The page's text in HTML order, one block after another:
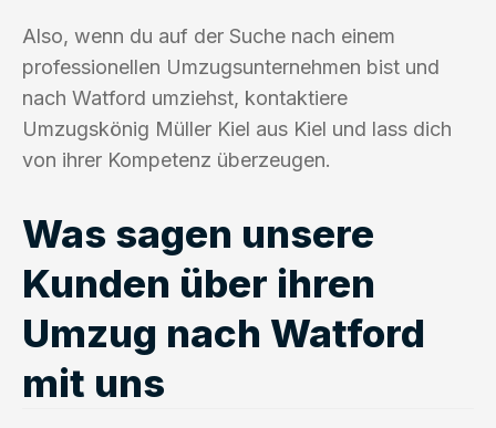
Also, wenn du auf der Suche nach einem
professionellen Umzugsunternehmen bist und
nach Watford umziehst, kontaktiere
Umzugskönig Müller Kiel aus Kiel und lass dich
von ihrer Kompetenz überzeugen.
Was sagen unsere
Kunden über ihren
Umzug nach Watford
mit uns